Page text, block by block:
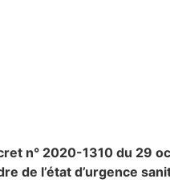
n° 2020-1310 du 29
de l’état d’urgence